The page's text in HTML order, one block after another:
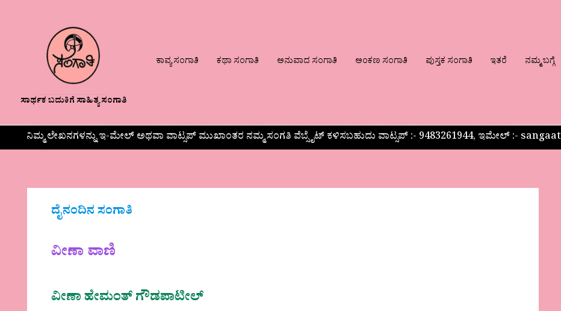
ಸಾರ್ಥಕ ಬದುಕಿಗೆ ಸಾಹಿತ್ಯ ಸಂಗಾತಿ
ಕಾವ್ಯ ಸಂಗಾತಿ ಕಥಾ ಸಂಗಾತಿ ಅನುವಾದ ಸಂಗಾತಿ ಅಂಕಣ ಸಂಗಾತಿ ಪುಸ್ತಕ ಸಂಗಾತಿ ಇತರೆ ನಮ್ಮ ಬಗ್ಗೆ
ನಿಮ್ಮ ಲೇಖನಗಳನ್ನು ಇ-ಮೇಲ್ ಅಥವಾ ವಾಟ್ಸಪ್ ಮುಖಾಂತರ ನಮ್ಮ ಸಂಗತಿ ವೆಬ್ಸೈಟ್ ಕಳಿಸಬಹುದು ವಾಟ್ಸಪ್‌ :- 9483261944, ಇಮೇಲ್ :-
ದೈನಂದಿನ ಸಂಗಾತಿ
ವೀಣಾ ವಾಣಿ
ವೀಣಾ ಹೇಮಂತ್‌ ಗೌಡಪಾಟೀಲ್